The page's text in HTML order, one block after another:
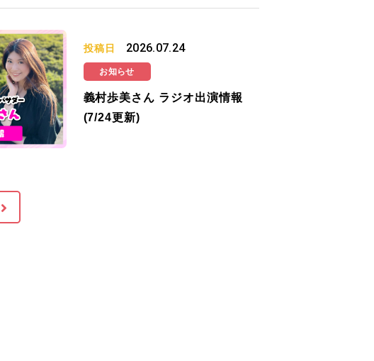
投稿日 2026.07.24
お知らせ
義村歩美さん ラジオ出演情報
(7/24更新)